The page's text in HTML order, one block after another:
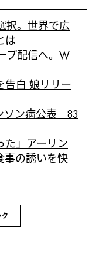
択。世界で広
は
プ配信へ。W
告白 娘リリー
ソン病公表 83
た」アーリン
事の誘いを快